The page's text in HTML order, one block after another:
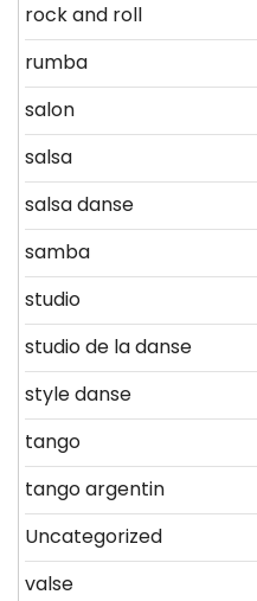
rock and roll
rumba
salon
salsa
salsa danse
samba
studio
studio de la danse
style danse
tango
tango argentin
Uncategorized
valse